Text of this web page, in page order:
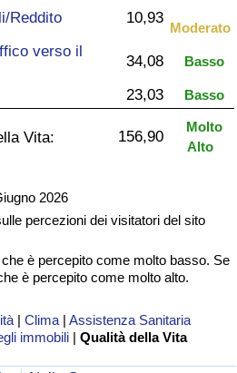
Reddito 10,93
Moderato
verso il
34,08 Basso
23,03 Basso
Vita: 156,90
Molto
Alto
2026
percezioni dei visitatori del sito
è percepito come molto basso. Se
è percepito come molto alto.
|Clima |Assistenza Sanitaria
immobili |Qualità della Vita
(Corrente)
per
(Corrente)
per Nazione